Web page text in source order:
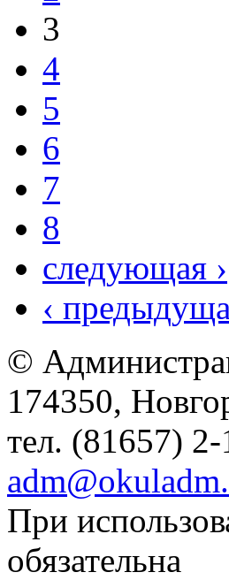
3
4
5
6
7
8
следующая ›
‹
©
174350,
тел. (81657)
При
обязательна